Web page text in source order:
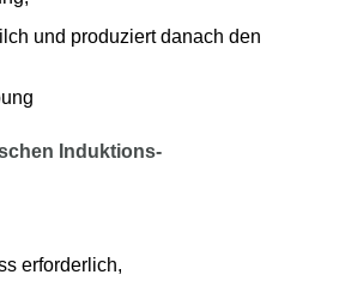
und produziert danach den
Induktions-
erforderlich,